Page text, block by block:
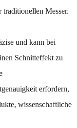
Messer.
und kann bei
Schnitteffekt zu
erfordern,
wissenschaftliche